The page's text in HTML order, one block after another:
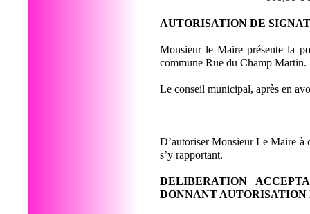
AUTORISATION DE
Monsieur le Maire présente la
commune Rue du Champ Martin.
Le conseil municipal, après en
D’autoriser Monsieur Le Maire à
s’y rapportant.
DELIBERATION
DONNANT AUTORISATION